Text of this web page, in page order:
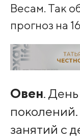
Весам. Так
прогноз на
Овен.
занятий с